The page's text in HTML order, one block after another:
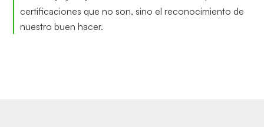
certificaciones que no son, sino el reconocimiento de
nuestro buen hacer.